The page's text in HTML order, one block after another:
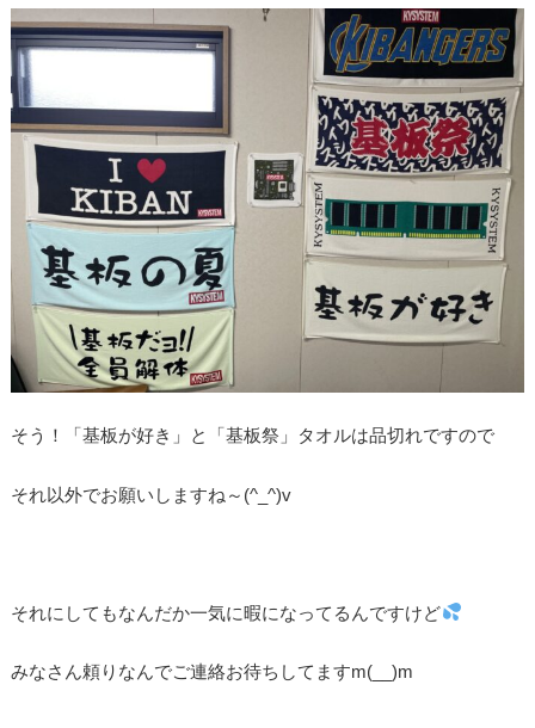
そう！「基板が好き」と「基板祭」タオルは品切れですので
それ以外でお願いしますね～(^_^)v
それにしてもなんだか一気に暇になってるんですけど
みなさん頼りなんでご連絡お待ちしてますm(__)m